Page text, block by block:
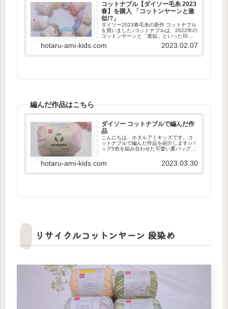
コットナブル【ダイソー毛糸 2023
春】を購入 「コットンヤーンと激
似!?」
ダイソー2023春毛糸の新作 コットナブル
を買いました♪コットナブルは、2022年の
コットンヤーンと「激似」といった印象
の糸です。ここでは、コットナブルの色
と仕様を紹介したいと思います。コット
hotaru-ami-kids.com 2023.02.07
編んだ作品はこちら
ダイソー コットナブルで編んだ作
品
こんにちは、ホタルアミキッズです。コ
ットナブルで編んだ作品を紹介します♪バ
ッグ5色を組み合わせた可愛い夏バッグコ
様編みした部分も細編みとすじ編みを交
互に編むだけで簡単に可愛いバッグが編
hotaru-ami-kids.com 2023.03.30
リサイクルコットンヤーン 段染め